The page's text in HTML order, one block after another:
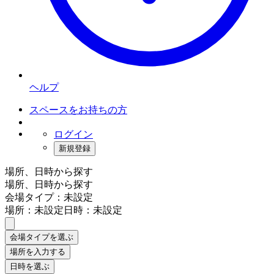
ヘルプ
スペースをお持ちの方
ログイン
新規登録
場所、日時から探す
場所、日時から探す
会場タイプ：未設定
場所：未設定日時：未設定
会場タイプを選ぶ
場所を入力する
日時を選ぶ